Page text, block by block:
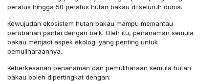
peratus hingga 50 peratus hutan bakau di seluruh dunia.
Kewujudan ekosistem hutan bakau mampu memantau
perubahan pantai dengan baik. Oleh itu, penanaman semula
bakau menjadi aspek ekologi yang penting untuk
pemuliharaannya.
Keberkesanan penanaman dan pemuliharaan semula hutan
bakau boleh dipertingkat dengan: